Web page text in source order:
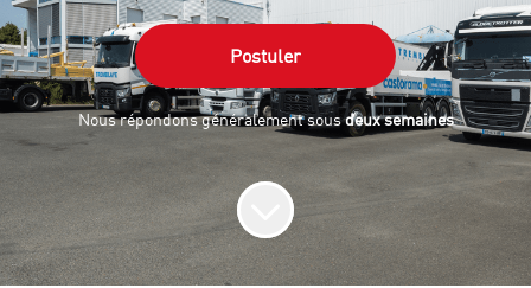
Postuler
Nous répondons généralement sousdeux semaines